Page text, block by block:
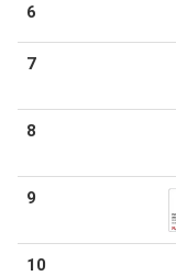
6
7
8
9
10